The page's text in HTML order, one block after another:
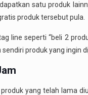
satu produk
produk tersebut pula.
line seperti “beli 2
produk yang ingin
yang telah lama